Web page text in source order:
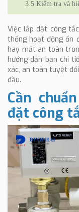
3.5 Kiểm tra và
Việc lắp dặt công
thống hoạt động ổn
hay mất an toàn
hướng dẫn bạn chi
xác, an toàn tuyệt
đầu.
Cần
đặt công